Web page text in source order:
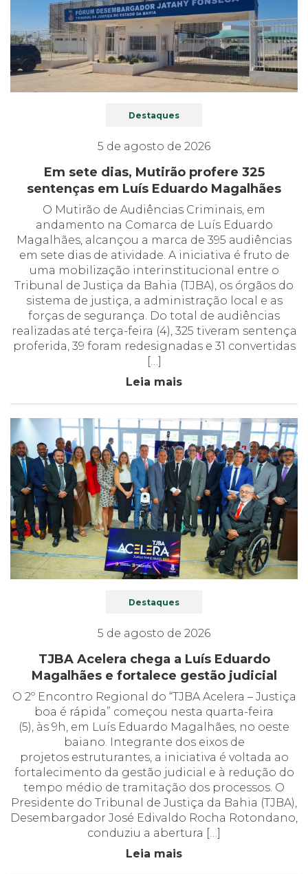
Destaques
5 de agosto de 2026
Em sete dias, Mutirão profere 325
sentenças em Luís Eduardo Magalhães
O Mutirão de Audiências Criminais, em
andamento na Comarca de Luís Eduardo
Magalhães, alcançou a marca de 395 audiências
em sete dias de atividade. A iniciativa é fruto de
uma mobilização interinstitucional entre o
Tribunal de Justiça da Bahia (TJBA), os órgãos do
sistema de justiça, a administração local e as
forças de segurança. Do total de audiências
realizadas até terça-feira (4), 325 tiveram sentença
proferida, 39 foram redesignadas e 31 convertidas
[…]
Leia mais
Destaques
5 de agosto de 2026
TJBA Acelera chega a Luís Eduardo
Magalhães e fortalece gestão judicial
O 2º Encontro Regional do “TJBA Acelera – Justiça
boa é rápida” começou nesta quarta-feira
(5), às 9h, em Luís Eduardo Magalhães, no oeste
baiano. Integrante dos eixos de
projetos estruturantes, a iniciativa é voltada ao
fortalecimento da gestão judicial e à redução do
tempo médio de tramitação dos processos. O
Presidente do Tribunal de Justiça da Bahia (TJBA),
Desembargador José Edivaldo Rocha Rotondano,
conduziu a abertura […]
Leia mais